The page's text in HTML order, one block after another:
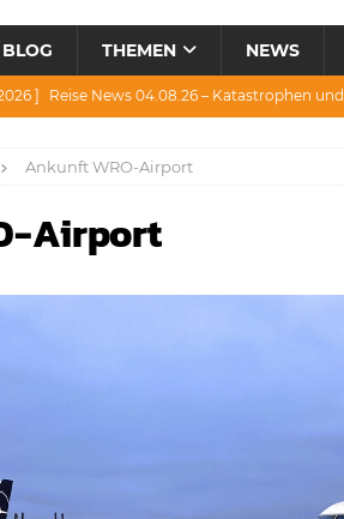
BLOG THEMEN NEWS
] Reise News 04.08.26 – Katastrophen
] Reise News 28.07.26 – Umwelt, Politik,
] Reise News 23.07.26 – Condor, Scooter,
Reise News 06.08.26 – Luxus, Cool,
Ankunft WRO-Airport
Airport